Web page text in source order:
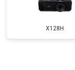
X128H